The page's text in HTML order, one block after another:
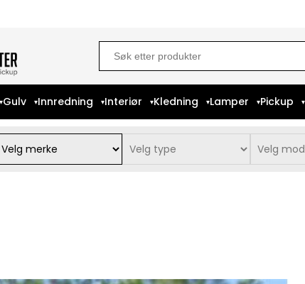
Search
for:
Gulv Innredning Interiør Kledning Lamper Pickup